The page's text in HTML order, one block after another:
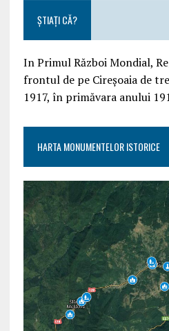
ȘTIAȚI CĂ?
In Primul Război Mondial,
frontul de pe Cireșoaia de
1917, în primăvara anului
HARTA MONUMENTELOR ISTORICE